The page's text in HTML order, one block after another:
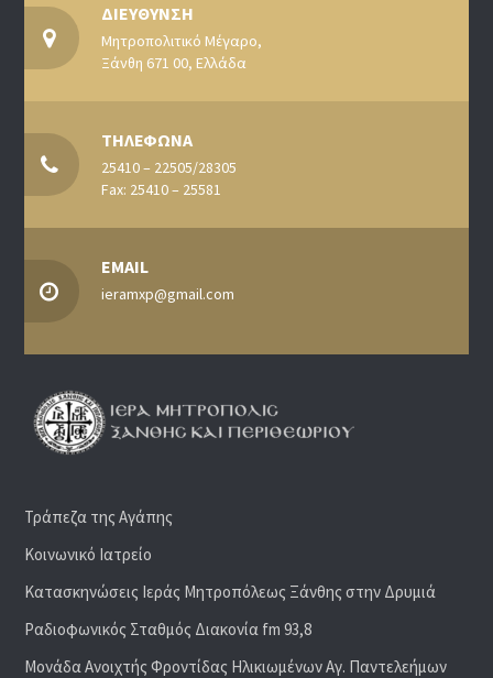
ΔΙΕΥΘΥΝΣΗ
Μητροπολιτικό Μέγαρο,
Ξάνθη 671 00, Ελλάδα
ΤΗΛΕΦΩΝΑ
25410 – 22505/28305
Fax: 25410 – 25581
EMAIL
ieramxp@gmail.com
Τράπεζα της Αγάπης
Κοινωνικό Ιατρείο
Κατασκηνώσεις Ιεράς Μητροπόλεως Ξάνθης στην Δρυμιά
Ραδιoφωνικός Σταθμός Διακονία fm 93,8
Μονάδα Ανοιχτής Φροντίδας Ηλικιωμένων Αγ. Παντελεήμων